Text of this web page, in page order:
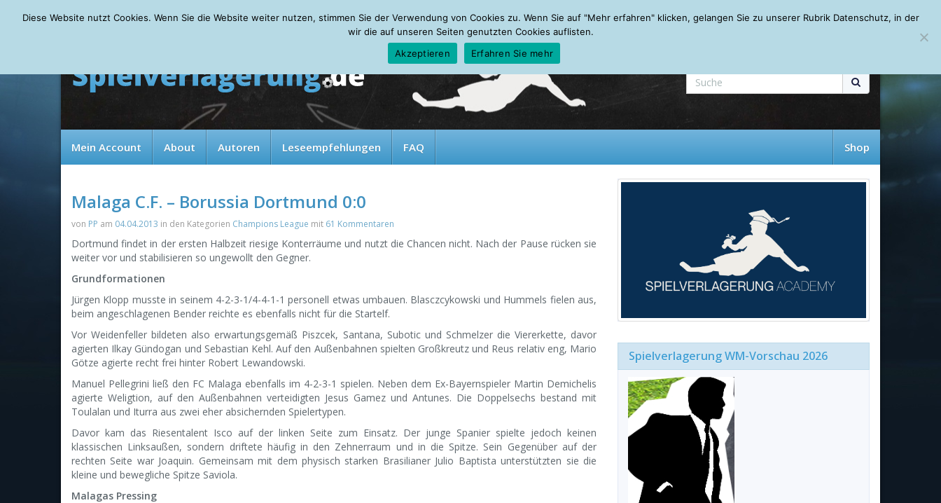
Wednesday, 05.08.2026 Mein Account About Autoren Leseempfehlungen FAQ
Mein Account About Autoren Leseempfehlungen FAQ Shop
Malaga C.F. – Borussia Dortmund 0:0
von PP am 04.04.2013 in den Kategorien Champions League mit 61 Kommentaren
Dortmund findet in der ersten Halbzeit riesige Konterräume und nutzt die Chancen nicht. Nach der Pause rücken sie
weiter vor und stabilisieren so ungewollt den Gegner.
Grundformationen
Jürgen Klopp musste in seinem 4-2-3-1/4-4-1-1 personell etwas umbauen. Blasczcykowski und Hummels fielen aus,
beim angeschlagenen Bender reichte es ebenfalls nicht für die Startelf.
Vor Weidenfeller bildeten also erwartungsgemäß Piszcek, Santana, Subotic und Schmelzer die Viererkette, davor
agierten Ilkay Gündogan und Sebastian Kehl. Auf den Außenbahnen spielten Großkreutz und Reus relativ eng, Mario
Götze agierte recht frei hinter Robert Lewandowski.
Manuel Pellegrini ließ den FC Malaga ebenfalls im 4-2-3-1 spielen. Neben dem Ex-Bayernspieler Martin Demichelis
agierte Weligtion, auf den Außenbahnen verteidigten Jesus Gamez und Antunes. Die Doppelsechs bestand mit
Toulalan und Iturra aus zwei eher absichernden Spielertypen.
Davor kam das Riesentalent Isco auf der linken Seite zum Einsatz. Der junge Spanier spielte jedoch keinen
klassischen Linksaußen, sondern driftete häufig in den Zehnerraum und in die Spitze. Sein Gegenüber auf der
rechten Seite war Joaquin. Gemeinsam mit dem physisch starken Brasilianer Julio Baptista unterstützten sie die
kleine und bewegliche Spitze Saviola.
Malagas Pressing
Spielverlagerung WM-Vorschau 2026
Diese Website nutzt Cookies. Wenn Sie die Website weiter nutzen, stimmen Sie der Verwendung von Cookies zu. Wenn Sie auf "Mehr erfahren" klicken, gelangen Sie zu unserer Rubrik Datenschutz, in der
wir die auf unseren Seiten genutzten Cookies auflisten.
Akzeptieren
Erfahren Sie mehr